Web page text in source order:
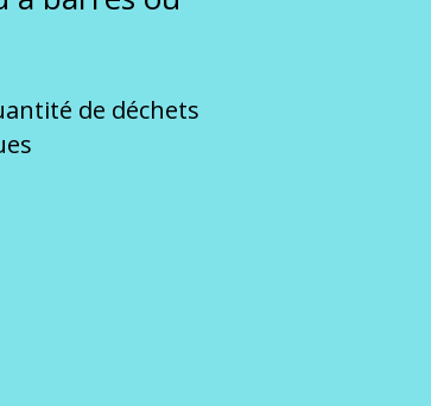
de déchets